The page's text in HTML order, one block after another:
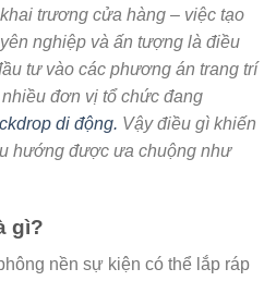
trương cửa hàng – việc tạo
nghiệp và ấn tượng là điều
tư vào các phương án trang trí
đơn vị tổ chức đang
di động. Vậy điều gì khiến
hướng được ưa chuộng như
gì?
nền sự kiện có thể lắp ráp